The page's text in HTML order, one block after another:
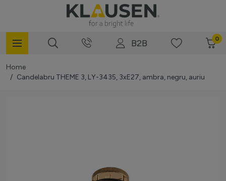
B2B 0
Home
/ Candelabru THEME 3, LY-3435, 3xE27, ambra, negru, auriu